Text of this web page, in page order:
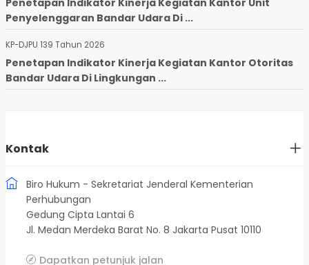
Penyelenggaran Bandar Udara Di ...
KP-DJPU 139 Tahun 2026
Penetapan Indikator Kinerja Kegiatan Kantor Otoritas
Bandar Udara Di Lingkungan ...
Kontak
Biro Hukum - Sekretariat Jenderal Kementerian
Perhubungan
Gedung Cipta Lantai 6
Jl. Medan Merdeka Barat No. 8 Jakarta Pusat 10110
Dapatkan petunjuk jalan